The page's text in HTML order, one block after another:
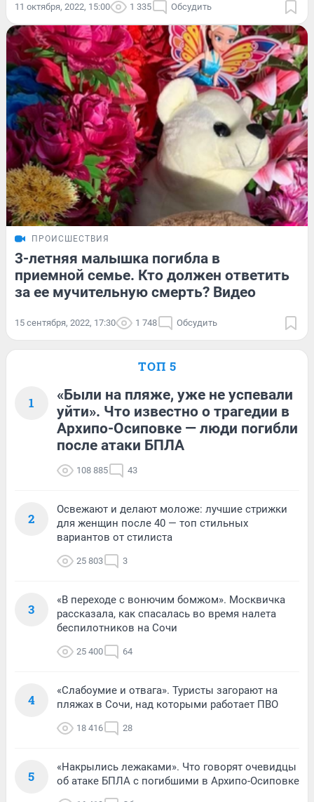
11 октября, 2022, 15:00 1 335 Обсудить
ПРОИСШЕСТВИЯ
3-летняя малышка погибла в
приемной семье. Кто должен ответить
за ее мучительную смерть? Видео
15 сентября, 2022, 17:30 1 748 Обсудить
ТОП 5
1
«Были на пляже, уже не успевали
уйти». Что известно о трагедии в
Архипо-Осиповке — люди погибли
после атаки БПЛА
108 885 43
2
Освежают и делают моложе: лучшие стрижки
для женщин после 40 — топ стильных
вариантов от стилиста
25 803 3
3
«В переходе с вонючим бомжом». Москвичка
рассказала, как спасалась во время налета
беспилотников на Сочи
25 400 64
4
«Слабоумие и отвага». Туристы загорают на
пляжах в Сочи, над которыми работает ПВО
18 416 28
5
«Накрылись лежаками». Что говорят очевидцы
об атаке БПЛА с погибшими в Архипо-Осиповке